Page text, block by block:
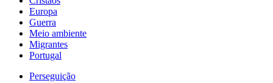
Europa
Guerra
Meio ambiente
Migrantes
Portugal
Perseguição